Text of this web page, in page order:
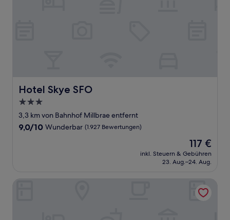
Hotel Skye SFO
Hotel Skye SFO
3.0-
Sterne-
Unterkunft
3,3 km von Bahnhof Millbrae entfernt
9.0
9,0/10 Wunderbar (1.927 Bewertungen)
Der
Preis
beträgt
117 €
inkl. Steuern & Gebühren
23. Aug.–24. Aug.